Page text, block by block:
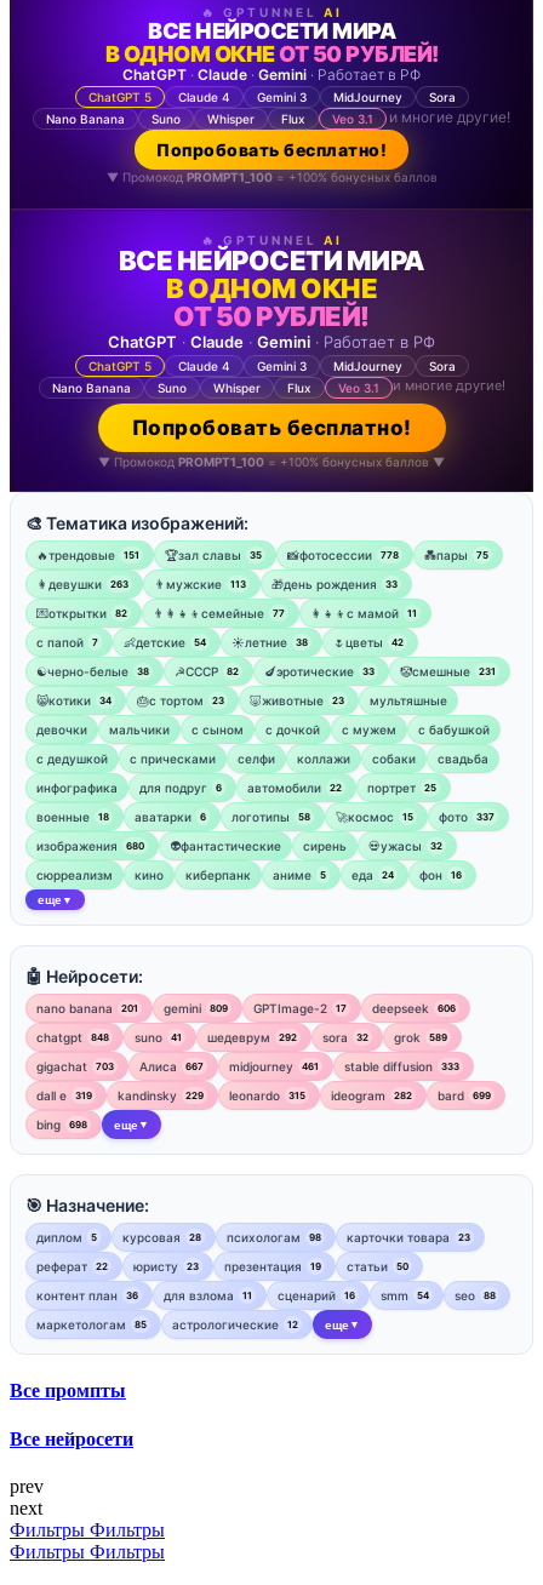
🔥 GPTUNNEL AI
ВСЕ НЕЙРОСЕТИ МИРА
В ОДНОМ ОКНЕОТ 50 РУБЛЕЙ!
ChatGPT · Claude · Gemini · Работает в РФ
ChatGPT 5 Claude 4 Gemini 3 MidJourney
Sora
Nano Banana
Suno Whisper Flux Veo 3.1 и многие другие!
Попробовать бесплатно!
▼ Промокод PROMPT1_100= +100% бонусных баллов
🔥 GPTUNNEL AI
ВСЕ НЕЙРОСЕТИ МИРА
В ОДНОМ ОКНЕ
ОТ 50 РУБЛЕЙ!
ChatGPT · Claude · Gemini · Работает в РФ
ChatGPT 5 Claude 4 Gemini 3 MidJourney
Sora
Nano Banana
Suno Whisper Flux Veo 3.1 и многие другие!
Попробовать бесплатно!
▼ Промокод PROMPT1_100 = +100% бонусных баллов ▼
🎨 Тематика изображений:
🔥трендовые 151 🏆зал славы 35 📸фотосессии 778 💑пары 75
👩девушки 263 👨мужские 113 🎁день рождения 33
💌открытки 82 👨‍👩‍👧‍👦семейные 77 👩‍👧‍👦с мамой 11
‍с папой 7 👶детские 54 ☀️летние 38 🌷цветы 42
☯︎черно-белые 38 ☭СССР 82 🍆эротические 33 🤡смешные 231
😸котики 34 🎂с тортом 23 🐷животные 23
мультяшные
девочки
мальчики с сыном с дочкой с мужем
с бабушкой
с дедушкой
с прическами селфи коллажи собаки
свадьба
инфографика
для подруг 6 автомобили 22 портрет 25
военные 18 аватарки 6 логотипы 58 🚀космос 15 фото 337
изображения 680 👽фантастические сирень 💀ужасы 32
сюрреализм кино киберпанк аниме 5 еда 24 фон 16
еще ▼
🤖 Нейросети:
nano banana 201 gemini 809 GPTImage-2 17 deepseek 606
chatgpt 848 suno 41 шедеврум 292 sora 32 grok 589
gigachat 703 Алиса 667 midjourney 461 stable diffusion 333
dall e 319 kandinsky 229 leonardo 315 ideogram 282 bard 699
bing 698 еще ▼
🎯 Назначение:
диплом 5 курсовая 28 психологам 98 карточки товара 23
реферат 22 юристу 23 презентация 19 статьи 50
контент план 36 для взлома 11 сценарий 16 smm 54 seo 88
маркетологам 85 астрологические 12 еще ▼
Все промпты
Все нейросети
prev
next
Фильтры Фильтры
Фильтры Фильтры